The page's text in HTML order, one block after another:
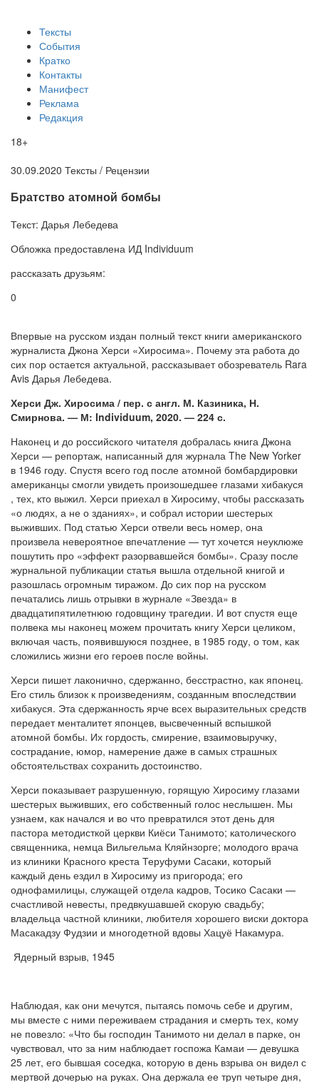
Тексты
События
Кратко
Контакты
Манифест
Реклама
Редакция
18+
30.09.2020 Тексты / Рецензии
Братство атомной бомбы
Текст: Дарья Лебедева
Обложка предоставлена ИД Individuum
рассказать друзьям:
0
Впервые на русском издан полный текст книги американского
журналиста Джона Херси «Хиросима». Почему эта работа до
сих пор остается актуальной, рассказывает обозреватель Rara
Avis Дарья Лебедева.
Херси Дж. Хиросима / пер. с англ. М. Казиника, Н.
Смирнова. — М: Individuum, 2020. — 224 с.
Наконец и до российского читателя добралась книга Джона
Херси — репортаж, написанный для журнала The New Yorker
в 1946 году. Спустя всего год после атомной бомбардировки
американцы смогли увидеть произошедшее глазами хибакуся
, тех, кто выжил. Херси приехал в Хиросиму, чтобы рассказать
«о людях, а не о зданиях», и собрал истории шестерых
выживших. Под статью Херси отвели весь номер, она
произвела невероятное впечатление — тут хочется неуклюже
пошутить про «эффект разорвавшейся бомбы». Сразу после
журнальной публикации статья вышла отдельной книгой и
разошлась огромным тиражом. До сих пор на русском
печатались лишь отрывки в журнале «Звезда» в
двадцатипятилетнюю годовщину трагедии. И вот спустя еще
полвека мы наконец можем прочитать книгу Херси целиком,
включая часть, появившуюся позднее, в 1985 году, о том, как
сложились жизни его героев после войны.
Херси пишет лаконично, сдержанно, бесстрастно, как японец.
Его стиль близок к произведениям, созданным впоследствии
хибакуся. Эта сдержанность ярче всех выразительных средств
передает менталитет японцев, высвеченный вспышкой
атомной бомбы. Их гордость, смирение, взаимовыручку,
сострадание, юмор, намерение даже в самых страшных
обстоятельствах сохранить достоинство.
Херси показывает разрушенную, горящую Хиросиму глазами
шестерых выживших, его собственный голос неслышен. Мы
узнаем, как начался и во что превратился этот день для
пастора методисткой церкви Киёси Танимото; католического
священника, немца Вильгельма Кляйнзорге; молодого врача
из клиники Красного креста Теруфуми Сасаки, который
каждый день ездил в Хиросиму из пригорода; его
однофамилицы, служащей отдела кадров, Тосико Сасаки —
счастливой невесты, предвкушавшей скорую свадьбу;
владельца частной клиники, любителя хорошего виски доктора
Масакадзу Фудзии и многодетной вдовы Хацуё Накамура.
Ядерный взрыв, 1945
Наблюдая, как они мечутся, пытаясь помочь себе и другим,
мы вместе с ними переживаем страдания и смерть тех, кому
не повезло: «Что бы господин Танимото ни делал в парке, он
чувствовал, что за ним наблюдает госпожа Камаи — девушка
25 лет, его бывшая соседка, которую в день взрыва он видел с
мертвой дочерью на руках. Она держала ее труп четыре дня,